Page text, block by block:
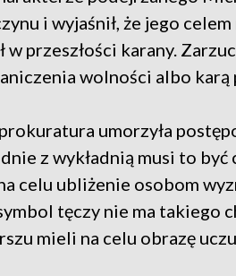
i wyjaśnił, że jego
w przeszłości karany.
wolności albo
umorzyła
z wykładnią musi to
celu ubliżenie osobom
tęczy nie ma takiego
mieli na celu obrazę